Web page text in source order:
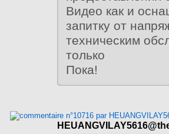
Видео как и
запитку от
техническим
только
Пока!